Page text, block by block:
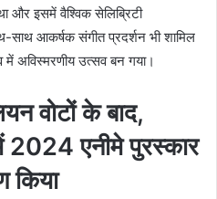
और इसमें वैश्विक सेलिब्रिटी
आकर्षक संगीत प्रदर्शन भी शामिल
अविस्मरणीय उत्सव बन गया।
वोटों के बाद,
2024 एनीमे पुरस्कार
किया